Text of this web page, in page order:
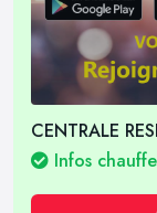
CENTRALE
Infos